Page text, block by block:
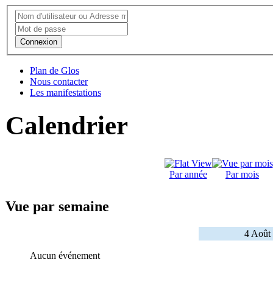
Connexion
Plan de Glos
Nous contacter
Les manifestations
Calendrier
Par année Par mois
Vue par semaine
4 Août
Aucun événement